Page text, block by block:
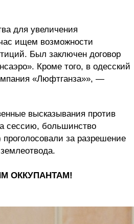
для увеличения
ищем возможности
Был заключен договор
Кроме того, в одесский
«Люфтганза»», —
высказывания против
сессию, большинство
проголосовали за разрешение
ОККУПАНТАМ!